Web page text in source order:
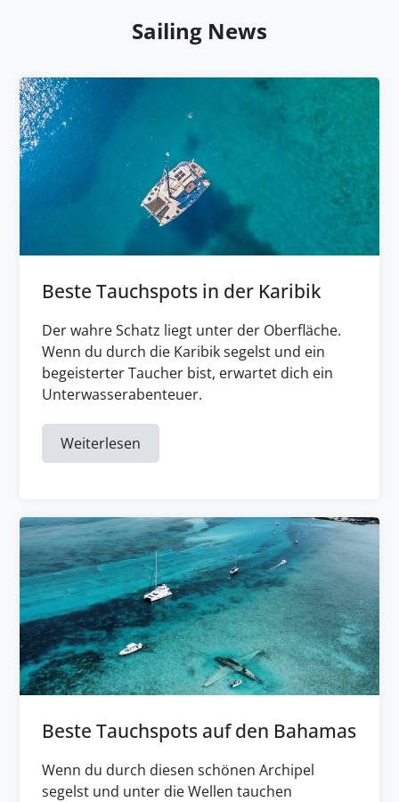
Sailing News
Beste Tauchspots in der Karibik
Der wahre Schatz liegt unter der Oberfläche.
Wenn du durch die Karibik segelst und ein
begeisterter Taucher bist, erwartet dich ein
Unterwasserabenteuer.
Weiterlesen
Beste Tauchspots auf den Bahamas
Wenn du durch diesen schönen Archipel
segelst und unter die Wellen tauchen